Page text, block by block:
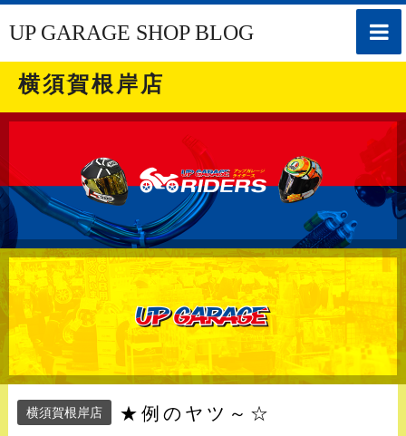
toggle
UP GARAGE SHOP BLOG
横須賀根岸店
横須賀根岸店 ★例のヤツ～☆